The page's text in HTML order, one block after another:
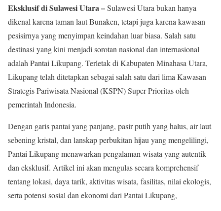
Eksklusif di Sulawesi Utara –Sulawesi Utara bukan hanya
dikenal karena taman laut Bunaken, tetapi juga karena kawasan
pesisirnya yang menyimpan keindahan luar biasa. Salah satu
destinasi yang kini menjadi sorotan nasional dan internasional
adalah Pantai Likupang. Terletak di Kabupaten Minahasa Utara,
Likupang telah ditetapkan sebagai salah satu dari lima Kawasan
Strategis Pariwisata Nasional (KSPN) Super Prioritas oleh
pemerintah Indonesia.
Dengan garis pantai yang panjang, pasir putih yang halus, air laut
sebening kristal, dan lanskap perbukitan hijau yang mengelilingi,
Pantai Likupang menawarkan pengalaman wisata yang autentik
dan eksklusif. Artikel ini akan mengulas secara komprehensif
tentang lokasi, daya tarik, aktivitas wisata, fasilitas, nilai ekologis,
serta potensi sosial dan ekonomi dari Pantai Likupang,